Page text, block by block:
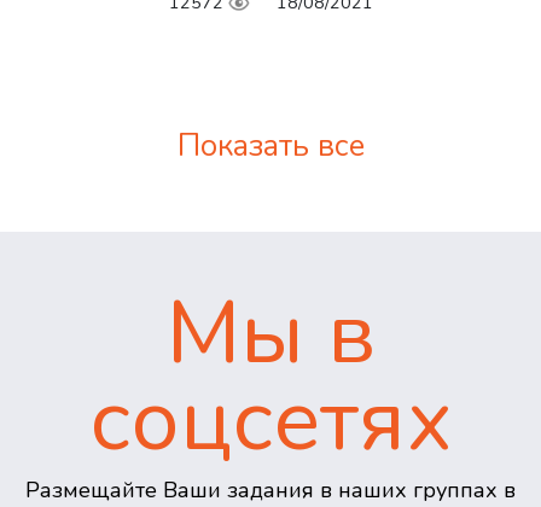
Показать все
Мы в
соцсетях
Размещайте Ваши задания в наших группах в